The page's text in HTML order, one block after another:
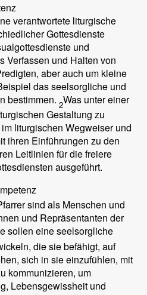
verantwortete liturgische
Gottesdienste
und
Verfassen und Halten von
aber auch um kleine
das seelsorgliche und
bestimmen. 2Was unter einer
Gestaltung zu
liturgischen Wegweiser und
ihren Einführungen zu den
Leitlinien für die freiere
ausgeführt.
sind als Menschen und
und Repräsentanten der
sollen eine seelsorgliche
die sie befähigt, auf
sich in sie einzufühlen, mit
kommunizieren, um
Lebensgewissheit und